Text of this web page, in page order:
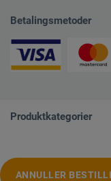
Betalingsmetoder
Produktkategorier
ANNULLER